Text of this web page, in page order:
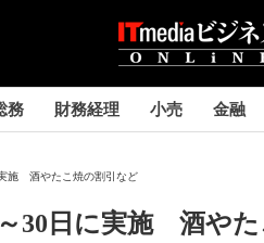
務 財務経理 小売 金融
施 酒やたこ焼の割引など
30日に実施 酒やた